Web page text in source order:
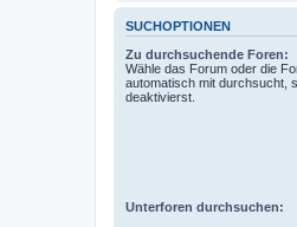
SUCHOPTIONEN
Zu durchsuchende Foren:
Wähle das Forum oder die
automatisch mit durchsucht,
deaktivierst.
Unterforen durchsuchen: